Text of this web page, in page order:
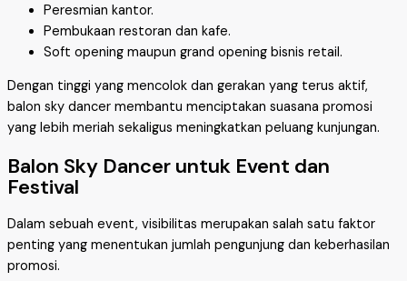
Peresmian kantor.
Pembukaan restoran dan kafe.
Soft opening maupun grand opening bisnis retail.
Dengan tinggi yang mencolok dan gerakan yang terus aktif,
balon sky dancer membantu menciptakan suasana promosi
yang lebih meriah sekaligus meningkatkan peluang kunjungan.
Balon Sky Dancer untuk Event dan
Festival
Dalam sebuah event, visibilitas merupakan salah satu faktor
penting yang menentukan jumlah pengunjung dan keberhasilan
promosi.